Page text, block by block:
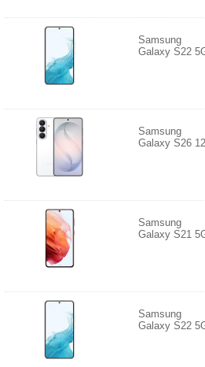
Samsung
Galaxy S22
Samsung
Galaxy S26
Samsung
Galaxy S21
Samsung
Galaxy S22